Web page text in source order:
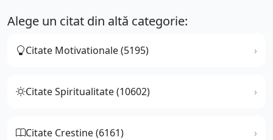
Alege un citat din altă categorie:
Citate Motivationale (5195)
Citate Spiritualitate (10602)
Citate Crestine (6161)